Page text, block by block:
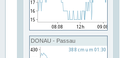
DONAU - Passau